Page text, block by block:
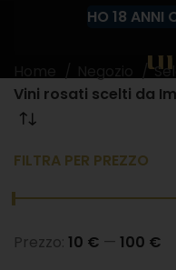
HO 18 ANNI
Vini
Vini rosati scelti da
FILTRA PER PREZZO
Prezzo: 10 € — 100 €